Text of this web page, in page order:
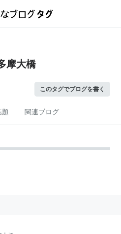
摩大橋
このタグでブログを書く
関連ブログ